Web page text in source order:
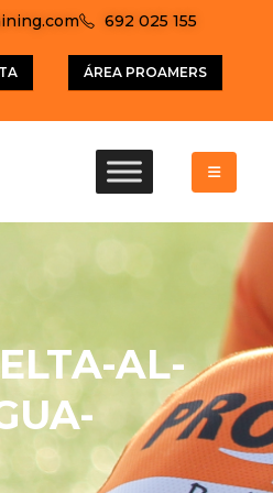
692 025 155
ÁREA PROAMERS
AL-